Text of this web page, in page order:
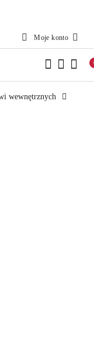
Moje konto
wewnętrznych